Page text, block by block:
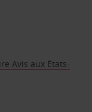
Avis aux États-